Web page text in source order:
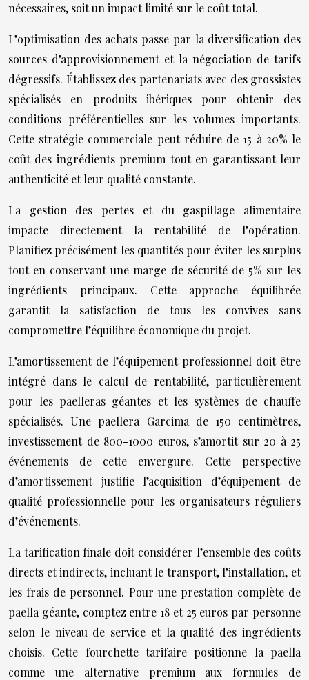
nécessaires, soit un impact limité sur le coût total.
L’optimisation des achats passe par la diversification des
sources d’approvisionnement et la négociation de tarifs
dégressifs. Établissez des partenariats avec des grossistes
spécialisés en produits ibériques pour obtenir des
conditions préférentielles sur les volumes importants.
Cette stratégie commerciale peut réduire de 15 à 20% le
coût des ingrédients premium tout en garantissant leur
authenticité et leur qualité constante.
La gestion des pertes et du gaspillage alimentaire
impacte directement la rentabilité de l’opération.
Planifiez précisément les quantités pour éviter les surplus
tout en conservant une marge de sécurité de 5% sur les
ingrédients principaux. Cette approche équilibrée
garantit la satisfaction de tous les convives sans
compromettre l’équilibre économique du projet.
L’amortissement de l’équipement professionnel doit être
intégré dans le calcul de rentabilité, particulièrement
pour les paelleras géantes et les systèmes de chauffe
spécialisés. Une paellera Garcima de 150 centimètres,
investissement de 800-1000 euros, s’amortit sur 20 à 25
événements de cette envergure. Cette perspective
d’amortissement justifie l’acquisition d’équipement de
qualité professionnelle pour les organisateurs réguliers
d’événements.
La tarification finale doit considérer l’ensemble des coûts
directs et indirects, incluant le transport, l’installation, et
les frais de personnel. Pour une prestation complète de
paella géante, comptez entre 18 et 25 euros par personne
selon le niveau de service et la qualité des ingrédients
choisis. Cette fourchette tarifaire positionne la paella
comme une alternative premium aux formules de